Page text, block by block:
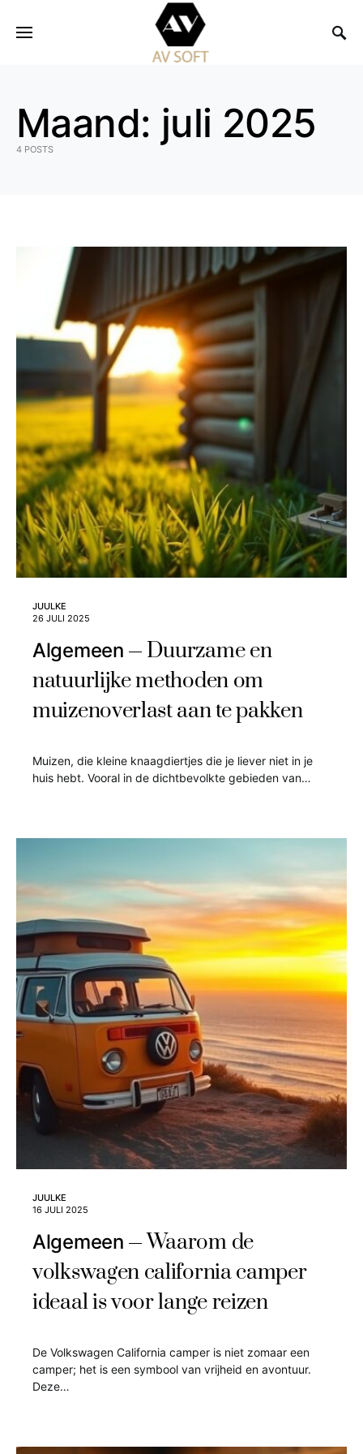
Maand: juli 2025
4 POSTS
JUULKE
26 JULI 2025
Algemeen
Duurzame en
natuurlijke methoden om
muizenoverlast aan te pakken
Muizen, die kleine knaagdiertjes die je liever niet in je
huis hebt. Vooral in de dichtbevolkte gebieden van…
JUULKE
16 JULI 2025
Algemeen
Waarom de
volkswagen california camper
ideaal is voor lange reizen
De Volkswagen California camper is niet zomaar een
camper; het is een symbool van vrijheid en avontuur.
Deze…